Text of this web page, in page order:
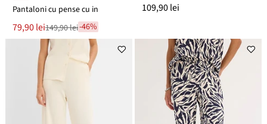
Pantaloni cu pense cu in
Noul
preț
79,90 lei
Reducere
149,90 lei
149,90 lei-46%
109,90 lei